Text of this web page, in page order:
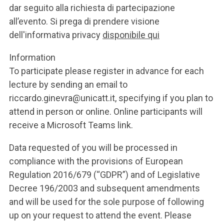
dar seguito alla richiesta di partecipazione
all’evento. Si prega di prendere visione
dell'informativa privacy disponibile qui
Information
To participate please register in advance for each
lecture by sending an email to
riccardo.ginevra@unicatt.it, specifying if you plan to
attend in person or online. Online participants will
receive a Microsoft Teams link.
Data requested of you will be processed in
compliance with the provisions of European
Regulation 2016/679 (“GDPR”) and of Legislative
Decree 196/2003 and subsequent amendments
and will be used for the sole purpose of following
up on your request to attend the event. Please